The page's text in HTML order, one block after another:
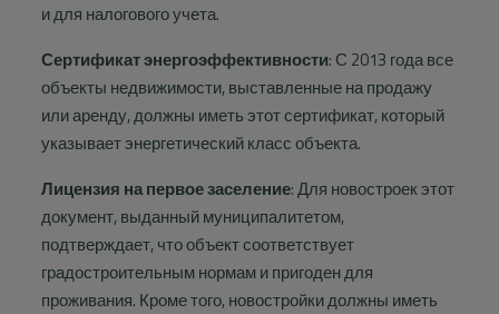
и для налогового учета.
Сертификат энергоэффективности: С 2013 года все
объекты недвижимости, выставленные на продажу
или аренду, должны иметь этот сертификат, который
указывает энергетический класс объекта.
Лицензия на первое заселение: Для новостроек этот
документ, выданный муниципалитетом,
подтверждает, что объект соответствует
градостроительным нормам и пригоден для
проживания. Кроме того, новостройки должны иметь